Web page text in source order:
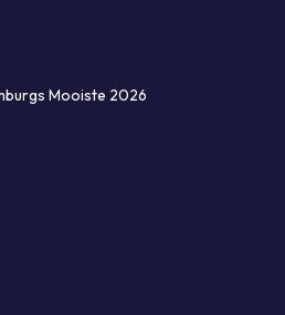
Mooiste 2026